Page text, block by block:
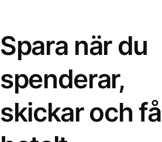
Spara när du
spenderar,
skickar och